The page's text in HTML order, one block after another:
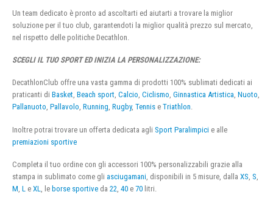
Un team dedicato è pronto ad ascoltarti ed aiutarti a trovare la miglior
soluzione per il tuo club, garantendoti la miglior qualità prezzo sul mercato,
nel rispetto delle politiche Decathlon.
SCEGLI IL TUO SPORT ED INIZIA LA PERSONALIZZAZIONE:
DecathlonClub offre una vasta gamma di prodotti 100% sublimati dedicati ai
praticanti di Basket, Beach sport, Calcio, Ciclismo, Ginnastica Artistica, Nuoto,
Pallanuoto, Pallavolo, Running, Rugby, Tennis e Triathlon.
Inoltre potrai trovare un offerta dedicata agli Sport Paralimpici e alle
premiazioni sportive
Completa il tuo ordine con gli accessori 100% personalizzabili grazie alla
stampa in sublimato come gli asciugamani , disponibili in 5 misure, dalla XS S
M L e XL , le borse sportive da 22 40 e 70 litri.